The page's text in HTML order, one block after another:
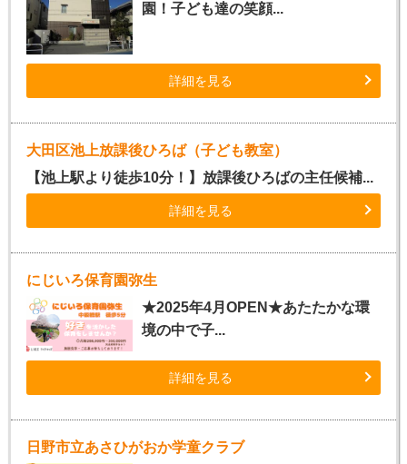
園！子ども達の笑顔...
詳細を見る
大田区池上放課後ひろば（子ども教室）
【池上駅より徒歩10分！】放課後ひろばの主任候補...
詳細を見る
にじいろ保育園弥生
★2025年4月OPEN★あたたかな環
境の中で子...
詳細を見る
日野市立あさひがおか学童クラブ